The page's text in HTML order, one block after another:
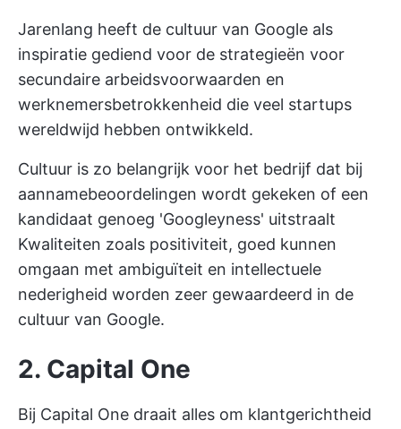
Jarenlang heeft de cultuur van Google als
inspiratie gediend voor de strategieën voor
secundaire arbeidsvoorwaarden en
werknemersbetrokkenheid die veel startups
wereldwijd hebben ontwikkeld.
Cultuur is zo belangrijk voor het bedrijf dat bij
aannamebeoordelingen wordt gekeken of een
kandidaat genoeg 'Googleyness' uitstraalt
Kwaliteiten zoals positiviteit, goed kunnen
omgaan met ambiguïteit en intellectuele
nederigheid worden zeer gewaardeerd in de
cultuur van Google.
2. Capital One
Bij Capital One draait alles om klantgerichtheid